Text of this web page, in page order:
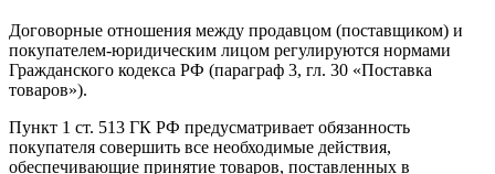
Договорные отношения между продавцом (поставщиком) и
покупателем-юридическим лицом регулируются нормами
Гражданского кодекса РФ (параграф 3, гл. 30 «Поставка
товаров»).
Пункт 1 ст. 513 ГК РФ предусматривает обязанность
покупателя совершить все необходимые действия,
обеспечивающие принятие товаров, поставленных в